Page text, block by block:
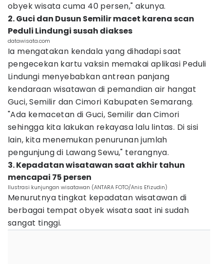
obyek wisata cuma 40 persen," akunya.
2. Guci dan Dusun Semilir macet karena scan
Peduli Lindungi susah diakses
datawisata.com
Ia mengatakan kendala yang dihadapi saat
pengecekan kartu vaksin memakai aplikasi Peduli
Lindungi menyebabkan antrean panjang
kendaraan wisatawan di pemandian air hangat
Guci, Semilir dan Cimori Kabupaten Semarang.
"Ada kemacetan di Guci, Semilir dan Cimori
sehingga kita lakukan rekayasa lalu lintas. Di sisi
lain, kita menemukan penurunan jumlah
pengunjung di Lawang Sewu," terangnya.
3. Kepadatan wisatawan saat akhir tahun
mencapai 75 persen
Ilustrasi kunjungan wisatawan (ANTARA FOTO/Anis Efizudin)
Menurutnya tingkat kepadatan wisatawan di
berbagai tempat obyek wisata saat ini sudah
sangat tinggi.